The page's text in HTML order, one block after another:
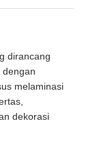
dirancang
dengan
melaminasi
dekorasi